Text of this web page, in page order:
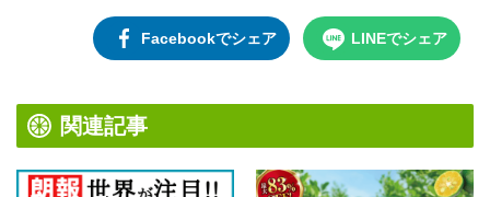
Facebookでシェア LINEでシェア
関連記事